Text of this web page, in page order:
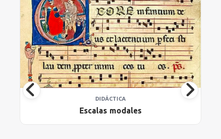
DIDÁCTICA
Escalas modales